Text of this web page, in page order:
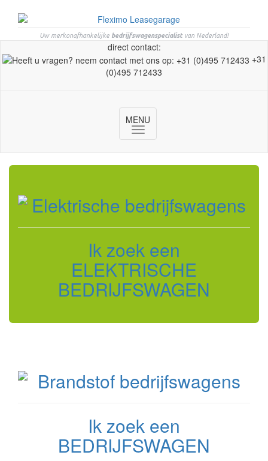
Uw merkonafhankelijke bedrijfswagenspecialistvan Nederland!
direct contact:
+31
(0)495 712433
MENU
Toggle
navigation
Ik zoek een
ELEKTRISCHE
BEDRIJFSWAGEN
Ik zoek een
BEDRIJFSWAGEN